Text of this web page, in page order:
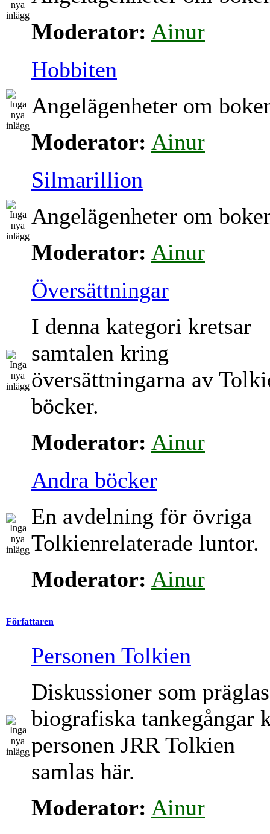
Moderator: Ainur
Hobbiten
Angelägenheter om
Moderator: Ainur
Silmarillion
Angelägenheter om
Moderator: Ainur
Översättningar
I denna kategori kretsar
samtalen kring
översättningarna av
böcker.
Moderator: Ainur
Andra böcker
En avdelning för övriga
Tolkienrelaterade luntor.
Moderator: Ainur
Författaren
Personen Tolkien
Diskussioner som
biografiska tankegångar
personen JRR Tolkien
samlas här.
Moderator: Ainur